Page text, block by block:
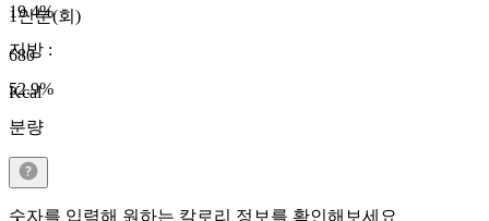
1인분(회)
680
Kcal
19.4%
지방 :
52.9%
분량
숫자를 입력해 원하는 칼로리 정보를 확인해보세요